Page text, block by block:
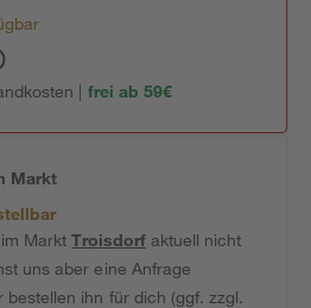
| frei ab 59€
Markt
im MarktTroisdorfaktuell nicht
uns aber eine Anfrage
ihn für dich (ggf. zzgl.